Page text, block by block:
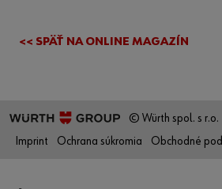
<< SPÄŤ NA ONLINE MAGAZÍN
© Würth spol. s r.o.
Imprint
Ochrana súkromia Obchodné